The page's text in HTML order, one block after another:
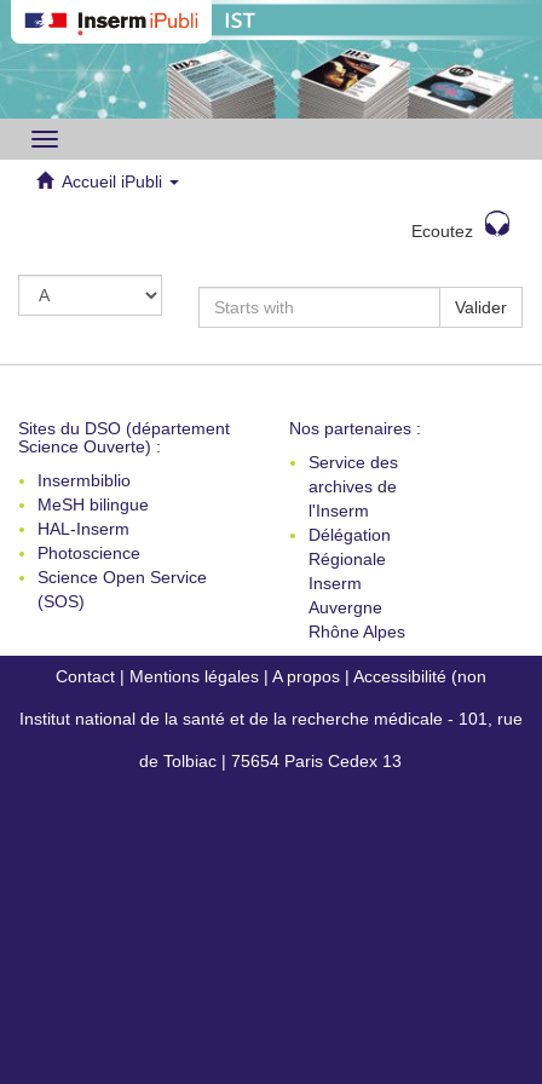
Toggle
navigation
Accueil iPubli
Ecoutez
Valider
Sites du DSO (département
Science Ouverte) :
Insermbiblio
MeSH bilingue
HAL-Inserm
Photoscience
Science Open Service
(SOS)
Nos partenaires :
Service des
archives de
l'Inserm
Délégation
Régionale
Inserm
Auvergne
Rhône Alpes
Contact | Mentions légales | A propos | Accessibilité (non
conforme)
Institut national de la santé et de la recherche médicale - 101, rue
de Tolbiac | 75654 Paris Cedex 13